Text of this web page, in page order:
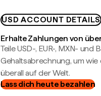
USD ACCOUNT DETAILS
Erhalte Zahlungen von
Teile USD-, EUR-, MXN-
Gehaltsabrechnung, um wie
überall auf der Welt.
Lass dich heute bezahlen